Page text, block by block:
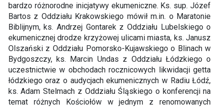
bardzo różnorodne inicjatywy ekumeniczne. Ks. sup. Józef
Bartos z Oddziału Krakowskiego mówił m.in. o Maratonie
Biblijnym, ks. Andrzej Gontarek z Oddziału Lubelskiego o
ekumenicznej drodze krzyżowej ulicami miasta, ks. Janusz
Olszański z Oddziału Pomorsko-Kujawskiego o Blinach w
Bydgoszczy, ks. Marcin Undas z Oddziału Łódzkiego o
uczestnictwie w obchodach rocznicowych likwidacji getta
łódzkiego oraz o audycjach ekumenicznych w Radiu Łódź,
ks. Adam Stelmach z Oddziału Śląskiego o konferencji na
temat różnych Kościołów w jednym z renomowanych